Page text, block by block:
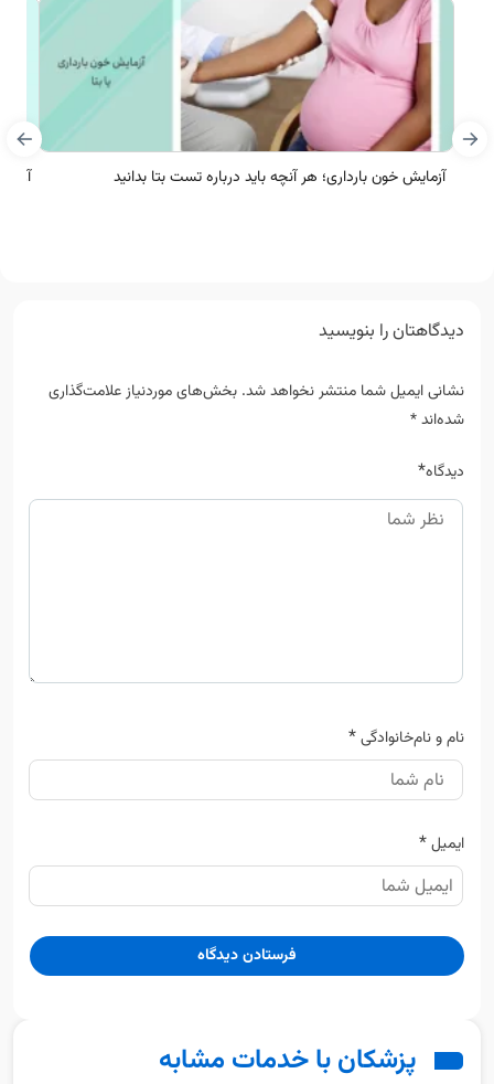
آزمایش خون بارداری؛ هر آنچه باید درباره تست بتا بدانید
دیدگاهتان را بنویسید
نشانی ایمیل شما منتشر نخواهد شد. بخش‌های موردنیاز علامت‌گذاری
شده‌اند*
دیدگاه*
نام و نام‌خانوادگی*
ایمیل*
پزشکان با خدمات مشابه